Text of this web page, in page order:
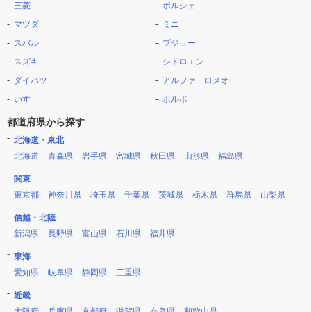
三菱
マツダ
スバル
スズキ
ダイハツ
いすゞ
ポルシェ
ミニ
プジョー
シトロエン
アルファ ロメオ
ボルボ
都道府県から探す
北海道・東北
北海道
青森県 岩手県 宮城県 秋田県 山形県 福島県
関東
東京都
神奈川県 埼玉県 千葉県 茨城県 栃木県 群馬県 山梨県
信越・北陸
新潟県
長野県 富山県 石川県 福井県
東海
愛知県
岐阜県 静岡県 三重県
近畿